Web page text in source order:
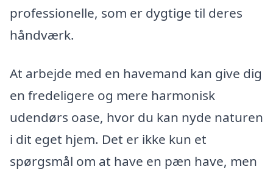
professionelle, som er dygtige til deres
håndværk.
At arbejde med en havemand kan give dig
en fredeligere og mere harmonisk
udendørs oase, hvor du kan nyde naturen
i dit eget hjem. Det er ikke kun et
spørgsmål om at have en pæn have, men